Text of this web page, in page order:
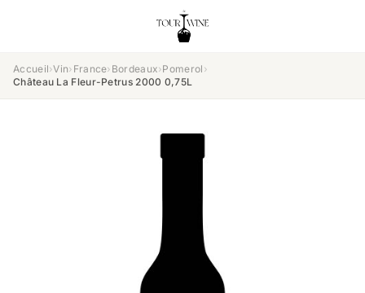
Accueil›Vin› France› Bordeaux›Pomerol ›
Château La Fleur-Petrus 2000 0,75L